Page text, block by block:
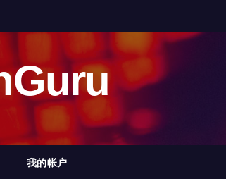
我的帐户